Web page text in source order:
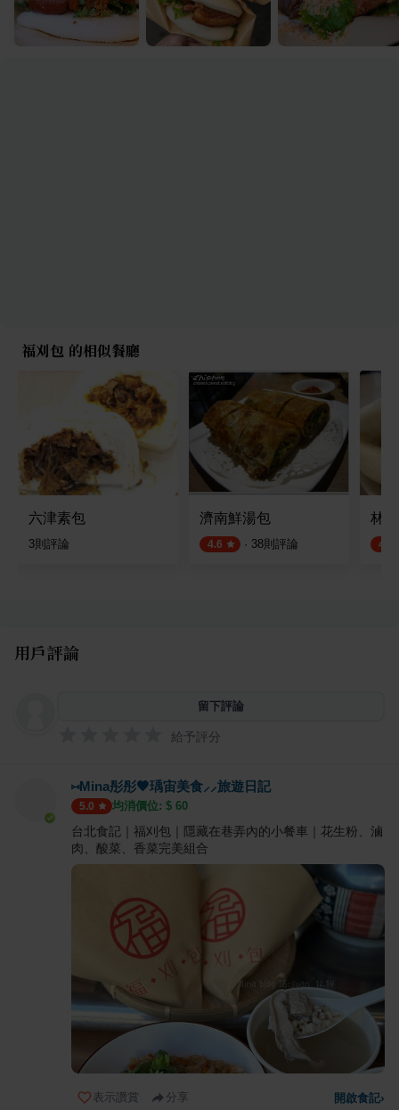
福刈包 的相似餐廳
六津素包
3則評論
濟南鮮湯包
4.6 · 38則評論
林
4.5
用戶評論
留下評論
給予評分
⑅Mina彤彤🖤瑀宙美食⸝⸝旅遊日記
5.0 均消價位: $ 60
台北食記｜福刈包｜隱藏在巷弄內的小餐車｜花生粉、滷
肉、酸菜、香菜完美組合
表示讚賞 分享 開啟食記›